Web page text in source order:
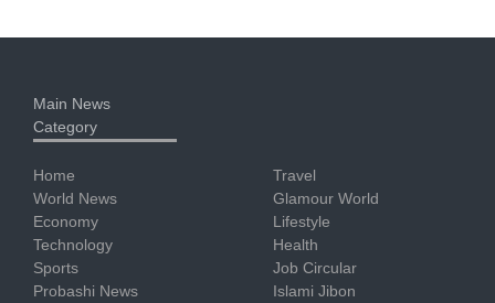
Main News
Category
Home
World News
Economy
Technology
Sports
Probashi News
Travel
Glamour World
Lifestyle
Health
Job Circular
Islami Jibon